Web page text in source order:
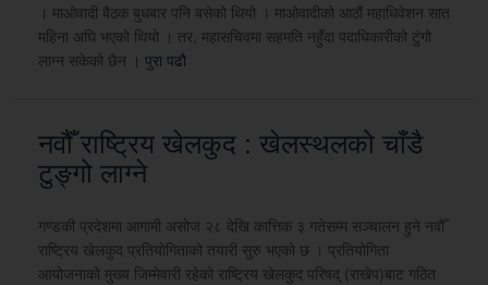
। माओवादी बैठक बुधबार पनि बसेको थियो । माओवादीको आठौं महाधिवेशन सात
महिना अघि भएको थियो । तर, महासचिवमा सहमति नहुँदा पदाधिकारीको टुंगो
लाग्न सकेको छैन । पुरा पढौ
नवौँ राष्ट्रिय खेलकुद : खेलस्थलको चाँडै
टुङ्गो लाग्ने
गण्डकी प्रदेशमा आगामी असोज २८ देखि कात्तिक ३ गतेसम्म सञ्चालन हुने नवौँ
राष्ट्रिय खेलकुद प्रतियोगिताको तयारी सुरु भएको छ । प्रतियोगिता
आयोजनाको मुख्य जिम्मेवारी रहेको राष्ट्रिय खेलकुद परिषद् (राखेप)बाट गठित